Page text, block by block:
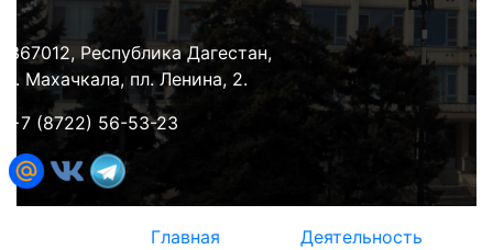
367012, Республика Дагестан,
г. Махачкала, пл. Ленина, 2.
+7 (8722) 56-53-23
Главная
Деятельность